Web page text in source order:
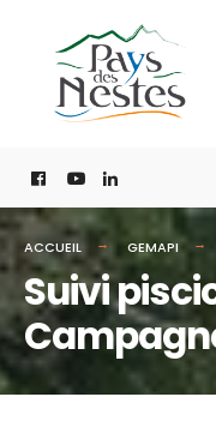
ACCUEIL GEMAPI
Suivi